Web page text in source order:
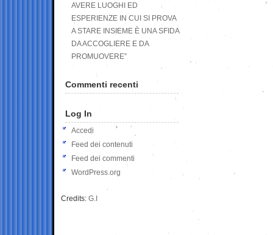
AVERE LUOGHI ED
ESPERIENZE IN CUI SI PROVA
A STARE INSIEME È UNA SFIDA
DA ACCOGLIERE E DA
PROMUOVERE”
Commenti recenti
Log In
Accedi
Feed dei contenuti
Feed dei commenti
WordPress.org
Credits: G.I